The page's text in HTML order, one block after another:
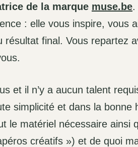
de la marque muse.be.
: elle vous inspire, vous
résultat final. Vous repartez
et il n’y a aucun talent
simplicité et dans la bonne
le matériel nécessaire ainsi
créatifs ») et de quoi